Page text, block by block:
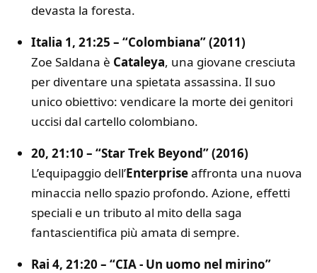
devasta la foresta.
Italia 1, 21:25 – “Colombiana” (2011)
Zoe Saldana è Cataleya, una giovane cresciuta
per diventare una spietata assassina. Il suo
unico obiettivo: vendicare la morte dei genitori
uccisi dal cartello colombiano.
20, 21:10 – “Star Trek Beyond” (2016)
L’equipaggio dell’Enterpriseaffronta una nuova
minaccia nello spazio profondo. Azione, effetti
speciali e un tributo al mito della saga
fantascientifica più amata di sempre.
Rai 4, 21:20 – “CIA - Un uomo nel mirino”